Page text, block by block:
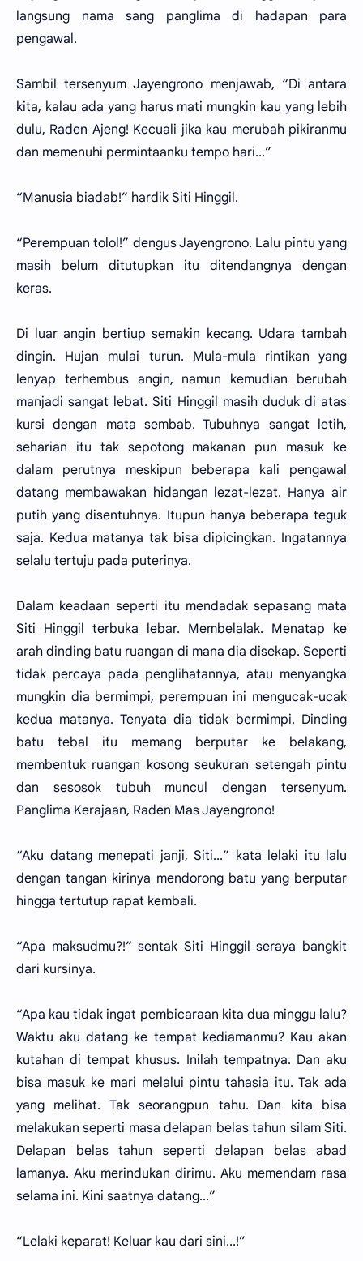
langsung nama sang panglima di hadapan para
pengawal.
Sambil tersenyum Jayengrono menjawab, “Di antara
kita, kalau ada yang harus mati mungkin kau yang lebih
dulu, Raden Ajeng! Kecuali jika kau merubah pikiranmu
dan memenuhi permintaanku tempo hari...”
“Manusia biadab!” hardik Siti Hinggil.
“Perempuan tolol!” dengus Jayengrono. Lalu pintu yang
masih belum ditutupkan itu ditendangnya dengan
keras.
Di luar angin bertiup semakin kecang. Udara tambah
dingin. Hujan mulai turun. Mula-mula rintikan yang
lenyap terhembus angin, namun kemudian berubah
manjadi sangat lebat. Siti Hinggil masih duduk di atas
kursi dengan mata sembab. Tubuhnya sangat letih,
seharian itu tak sepotong makanan pun masuk ke
dalam perutnya meskipun beberapa kali pengawal
datang membawakan hidangan lezat-lezat. Hanya air
putih yang disentuhnya. Itupun hanya beberapa teguk
saja. Kedua matanya tak bisa dipicingkan. Ingatannya
selalu tertuju pada puterinya.
Dalam keadaan seperti itu mendadak sepasang mata
Siti Hinggil terbuka lebar. Membelalak. Menatap ke
arah dinding batu ruangan di mana dia disekap. Seperti
tidak percaya pada penglihatannya, atau menyangka
mungkin dia bermimpi, perempuan ini mengucak-ucak
kedua matanya. Tenyata dia tidak bermimpi. Dinding
batu tebal itu memang berputar ke belakang,
membentuk ruangan kosong seukuran setengah pintu
dan sesosok tubuh muncul dengan tersenyum.
Panglima Kerajaan, Raden Mas Jayengrono!
“Aku datang menepati janji, Siti...” kata lelaki itu lalu
dengan tangan kirinya mendorong batu yang berputar
hingga tertutup rapat kembali.
“Apa maksudmu?!” sentak Siti Hinggil seraya bangkit
dari kursinya.
“Apa kau tidak ingat pembicaraan kita dua minggu lalu?
Waktu aku datang ke tempat kediamanmu? Kau akan
kutahan di tempat khusus. Inilah tempatnya. Dan aku
bisa masuk ke mari melalui pintu tahasia itu. Tak ada
yang melihat. Tak seorangpun tahu. Dan kita bisa
melakukan seperti masa delapan belas tahun silam Siti.
Delapan belas tahun seperti delapan belas abad
lamanya. Aku merindukan dirimu. Aku memendam rasa
selama ini. Kini saatnya datang...”
“Lelaki keparat! Keluar kau dari sini...!”